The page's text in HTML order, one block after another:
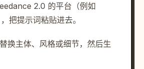
2.0 的平台（例如
把提示词粘贴进去。
换主体、风格或细节，然后生